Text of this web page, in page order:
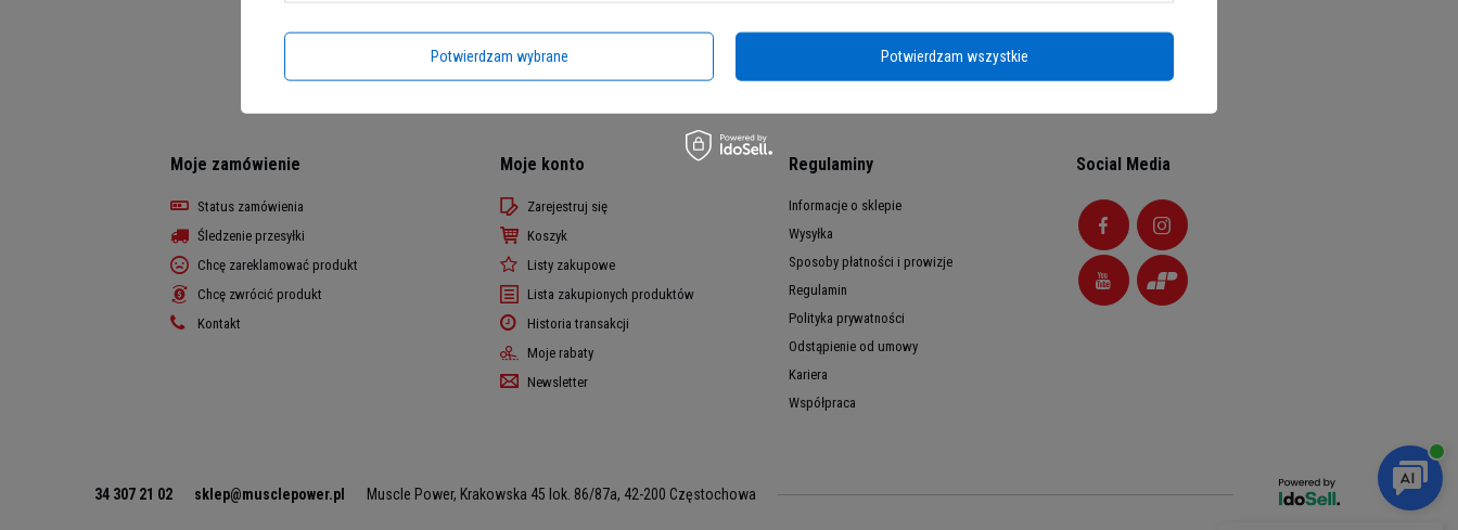
Moje zamówienie
Status zamówienia
Śledzenie przesyłki
Chcę zareklamować produkt
Chcę zwrócić produkt
Kontakt
Moje konto
Zarejestruj się
Koszyk
Listy zakupowe
Lista zakupionych produktów
Historia transakcji
Moje rabaty
Newsletter
Regulaminy
Informacje o sklepie
Wysyłka
Sposoby płatności i prowizje
Regulamin
Polityka prywatności
Odstąpienie od umowy
Kariera
Współpraca
Social Media
34 307 21 02 sklep@musclepower.pl Muscle Power, Krakowska 45 lok. 86/87a, 42-200 Częstochowa
Potwierdzam wybrane Potwierdzam wszystkie